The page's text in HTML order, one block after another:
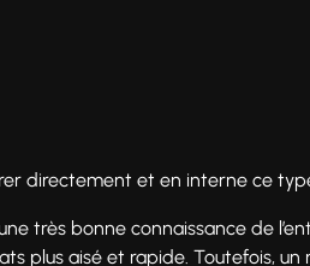
directement et en interne ce
très bonne connaissance de
plus aisé et rapide. Toutefois,